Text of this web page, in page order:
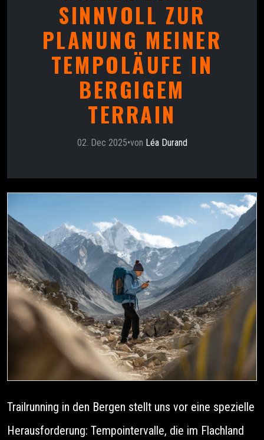
SINNVOLL ZUR
PLANUNG MEINER
TEMPOLÄUFE IN
BERGIGEM
TERRAIN
02. Dec 2025•von Léa Durand
Trailrunning in den Bergen stellt uns vor eine spezielle
Herausforderung: Tempointervalle, die im Flachland